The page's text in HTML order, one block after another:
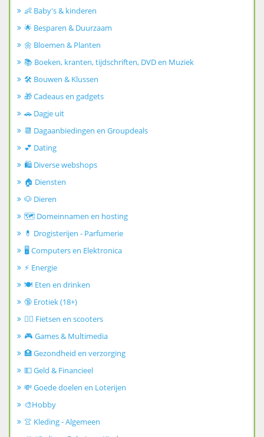
👶 Baby's & kinderen
🌟 Besparen & Duurzaam
🌼 Bloemen & Planten
📚 Boeken, kranten, tijdschriften, DVD en Muziek
🛠️ Bouwen & Klussen
🎁 Cadeaus en gadgets
🚗 Dagje uit
📆 Dagaanbiedingen en Groupdeals
💕 Dating
🛍️ Diverse webshops
🏠 Diensten
🐶 Dieren
🗺️ Domeinnamen en hosting
💊 Drogisterijen - Parfumerie
🖥️ Computers en Elektronica
⚡ Energie
🍽️ Eten en drinken
🔞 Erotiek (18+)
🚴‍♂️ Fietsen en scooters
🎮 Games & Multimedia
🏥 Gezondheid en verzorging
💵 Geld & Financieel
💸 Goede doelen en Loterijen
🎨Hobby
👚 Kleding - Algemeen